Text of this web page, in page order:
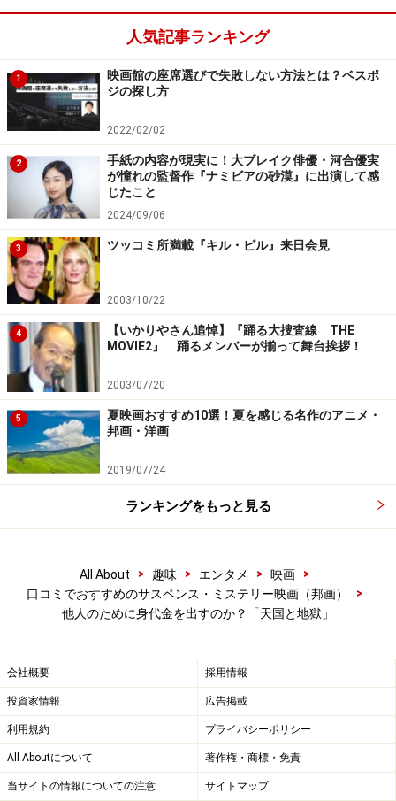
人気記事ランキング
1
映画館の座席選びで失敗しない方法とは？ベスポ
ジの探し方
2022/02/02
2
手紙の内容が現実に！大ブレイク俳優・河合優実
が憧れの監督作『ナミビアの砂漠』に出演して感
じたこと
2024/09/06
3 ツッコミ所満載『キル・ビル』来日会見
2003/10/22
4
【いかりやさん追悼】『踊る大捜査線 THE
MOVIE2』 踊るメンバーが揃って舞台挨拶！
2003/07/20
5
夏映画おすすめ10選！夏を感じる名作のアニメ・
邦画・洋画
2019/07/24
ランキングをもっと見る
All About > 趣味 > エンタメ > 映画
>
口コミでおすすめのサスペンス・ミステリー映画（邦画）
>
他人のために身代金を出すのか？「天国と地獄」
会社概要 採用情報
投資家情報 広告掲載
利用規約 プライバシーポリシー
All Aboutについて 著作権・商標・免責
当サイトの情報についての注意 サイトマップ